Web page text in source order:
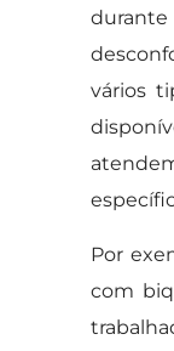
vários
Por
com